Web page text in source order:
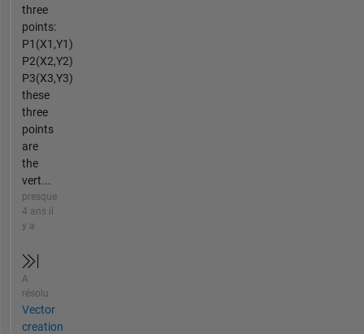
three
points:
P1(X1,Y1)
P2(X2,Y2)
P3(X3,Y3)
these
three
points
are
the
vert...
presque
4 ans il
y a
A
résolu
Vector
creation